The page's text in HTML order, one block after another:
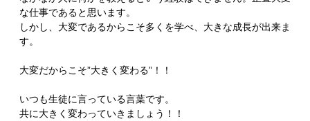
な仕事であると思います。
しかし、大変であるからこそ多くを学べ、大きな成長が出来ま
す。
大変だからこそ”大きく変わる”！！
いつも生徒に言っている言葉です。
共に大きく変わっていきましょう！！